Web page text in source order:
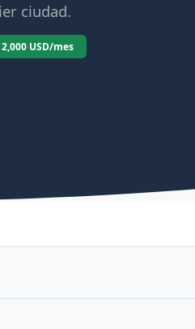
ciudad.
USD/mes